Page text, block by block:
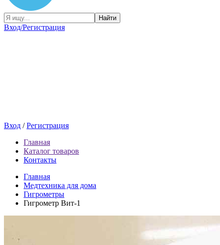
Найти
Вход/Регистрация
Вход /Регистрация
Главная
Каталог товаров
Контакты
Главная
Медтехника для дома
Гигрометры
Гигрометр Вит-1